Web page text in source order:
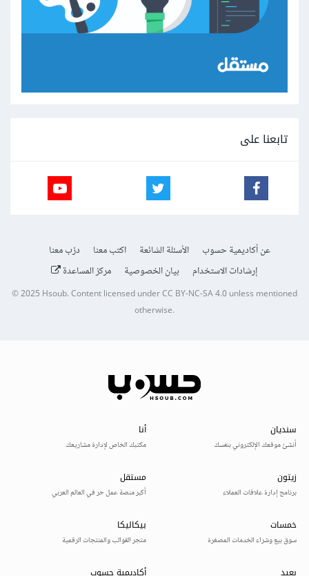
تابعنا على
عن أكاديمية حسوب الأسئلة الشائعة اكتب معنا
درّب معنا
إرشادات الاستخدام
بيان الخصوصية مركز المساعدة
© 2025Hsoub.Content licensed underCC BY-NC-SA 4.0unless mentioned
otherwise.